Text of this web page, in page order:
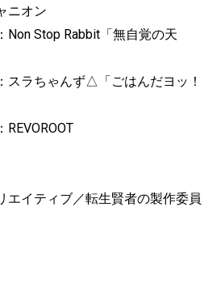
ニオン
Non Stop Rabbit「無自覚の天
スラちゃんず△「ごはんだヨッ！
エイティブ／転生賢者の製作委員